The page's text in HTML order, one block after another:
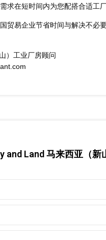
求在短时间内为您配搭合适工厂
贸易企业节省时间与解决不必要
）工业厂房顾问
and Land 马来西亚（新